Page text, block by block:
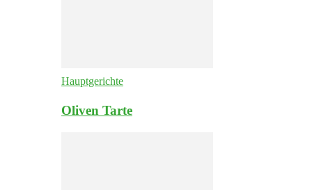
Hauptgerichte
Oliven Tarte